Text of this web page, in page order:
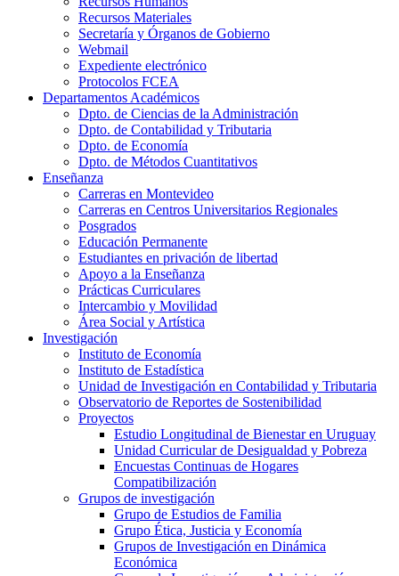
Recursos Materiales
Secretaría y Órganos de Gobierno
Webmail
Expediente electrónico
Protocolos FCEA
Departamentos Académicos
Dpto. de Ciencias de la Administración
Dpto. de Contabilidad y Tributaria
Dpto. de Economía
Dpto. de Métodos Cuantitativos
Enseñanza
Carreras en Montevideo
Carreras en Centros Universitarios Regionales
Posgrados
Educación Permanente
Estudiantes en privación de libertad
Apoyo a la Enseñanza
Prácticas Curriculares
Intercambio y Movilidad
Área Social y Artística
Investigación
Instituto de Economía
Instituto de Estadística
Unidad de Investigación en Contabilidad y Tributaria
Observatorio de Reportes de Sostenibilidad
Proyectos
Estudio Longitudinal de Bienestar en Uruguay
Unidad Curricular de Desigualdad y Pobreza
Encuestas Continuas de Hogares
Compatibilización
Grupos de investigación
Grupo de Estudios de Familia
Grupo Ética, Justicia y Economía
Grupos de Investigación en Dinámica
Económica